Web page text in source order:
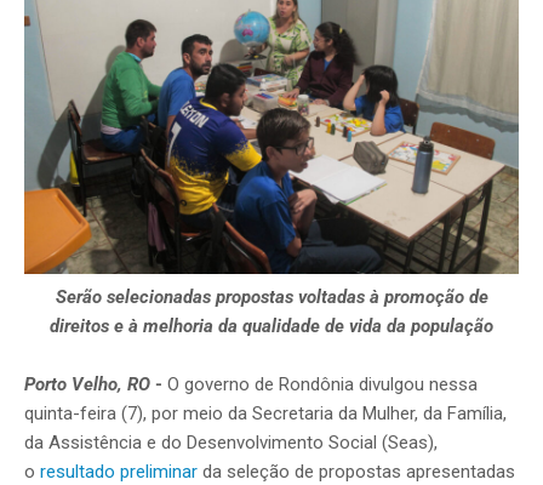
Serão selecionadas propostas voltadas à promoção de
direitos e à melhoria da qualidade de vida da população
Porto Velho, RO - O governo de Rondônia divulgou nessa
quinta-feira (7), por meio da Secretaria da Mulher, da Família,
da Assistência e do Desenvolvimento Social (Seas),
o resultado preliminar da seleção de propostas apresentadas